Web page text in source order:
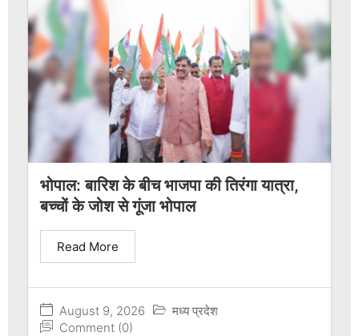
भोपाल: बारिश के बीच भाजपा की तिरंगा यात्रा,
बच्चों के जोश से गूंजा भोपाल
August 9, 2026
मध्य प्रदेश
Comment (0)
Read More